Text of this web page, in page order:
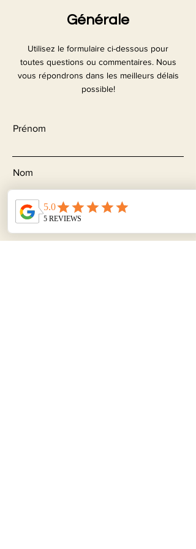
Générale
Utilisez le formulaire ci-dessous pour
toutes questions ou commentaires. Nous
vous répondrons dans les meilleurs délais
possible!
Prénom
Nom
Courriel